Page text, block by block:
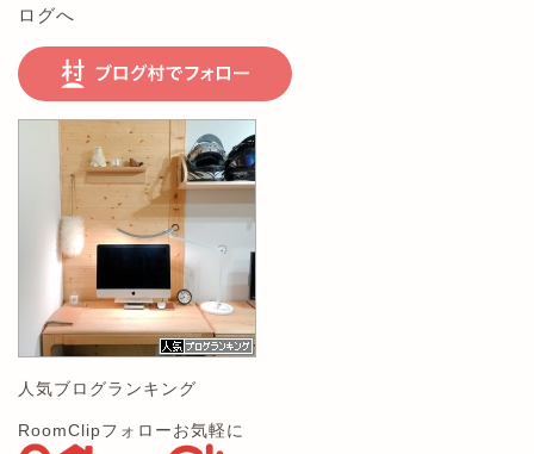
人気ブログランキング
RoomClipフォローお気軽に